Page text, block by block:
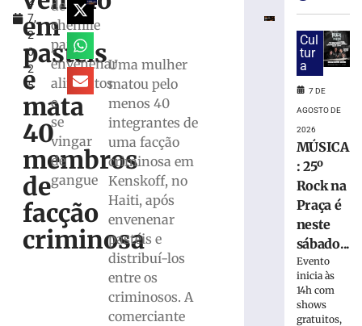
7,
2
0
2
5
em
pastéis
e
mata
40
membros
de
facção
criminosa
de
chenille
para
envenenar
alimentos
e
se
vingar
de
gangue
Uma mulher
matou pelo
menos 40
integrantes de
uma facção
criminosa em
Kenskoff, no
Haiti, após
envenenar
pastéis e
distribuí-los
entre os
criminosos. A
comerciante
por
suspeita
tortura
contra
filho
anos
Cul
tur
a
7 DE
AGOSTO DE
2026
MÚSICA
: 25º
Rock na
Praça é
neste
sábado...
Evento
inicia às
14h com
shows
gratuitos,